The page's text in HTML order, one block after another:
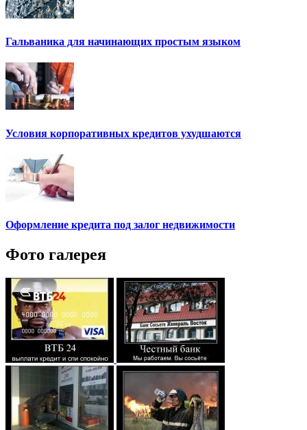
Гальваника для начинающих простым языком
Условия корпоративных кредитов ухудшаются
Оформление кредита под залог недвижимости
Фото галерея